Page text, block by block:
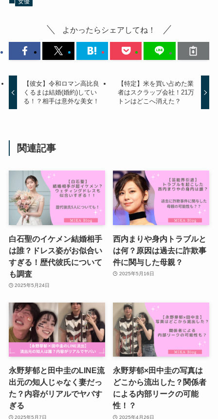
女優
よかったらシェアしてね！
【彼女】令和ロマン高比良
くるまは結婚(婚約)してい
る！？相手は意外な美女！
【特定】米を買い占めた業
者はスクラップ会社！21万
トンはどこへ消えた？
関連記事
白石聖のイケメン結婚相手
は誰？ドレス姿がお似合い
すぎる！歴代彼氏について
も調査
2025年5月24日
西内まりや身内トラブルと
は何？原因は過去に詐欺事
件に関与した母親？
2025年5月16日
永野芽郁と田中圭のLINE流
出元の知人じゃなく妻だっ
た？内容がリアルでヤバす
ぎる
2025年5月7日
永野芽郁×田中圭の写真は
どこから流出した？関係者
による内部リークの可能
性！？
2025年4月26日